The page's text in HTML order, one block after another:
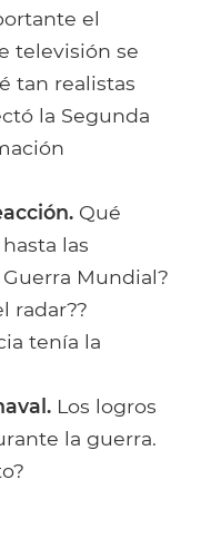
el
televisión se
tan realistas
la Segunda
Qué
las
Mundial?
radar??
tenía la
Los logros
la guerra.